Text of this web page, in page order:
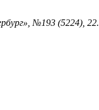
№193 (5224),